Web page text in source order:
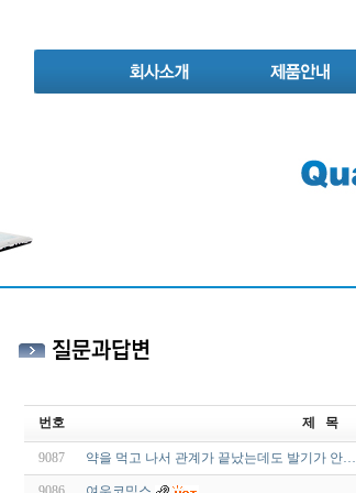
번호
제 목
9087 약을 먹고 나서 관계가 끝났는데도 발기가 안…